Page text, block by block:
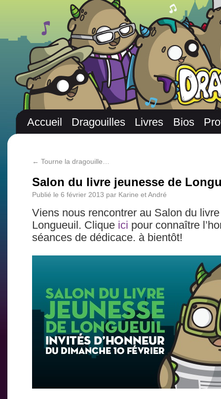
Accueil Dragouilles Livres Bios
← Tourne la dragouille…
Salon du livre jeunesse de
Publié le 6 février 2013 par Karine et André
Viens nous rencontrer au Salon du
Longueuil. Clique ici pour connaître
séances de dédicace. à bientôt!